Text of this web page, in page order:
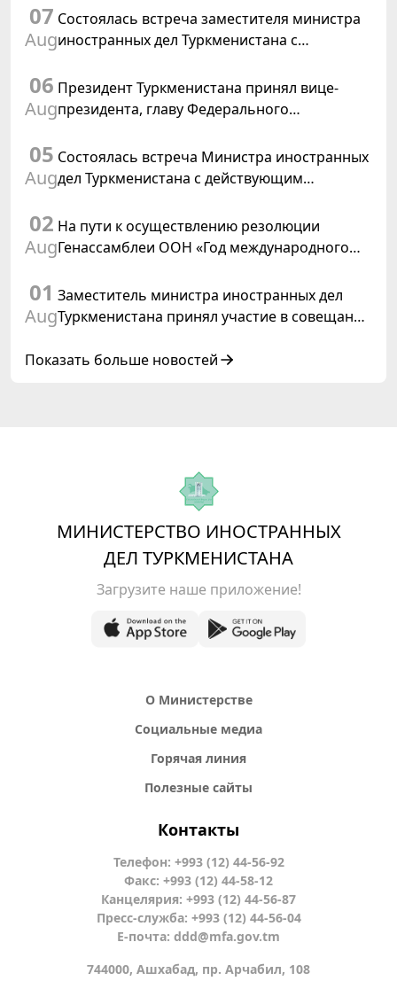
07
Aug
Состоялась встреча заместителя министра
иностранных дел Туркменистана с
Туркменистане
06
Aug
Президент Туркменистана принял вице-
президента, главу Федерального
Швейцарской Конфедерации
05
Aug
Состоялась встреча Министра иностранных
дел Туркменистана с действующим
02
Aug
На пути к осуществлению резолюции
Генассамблеи ООН «Год международного
Туркменистаном
01
Aug
Заместитель министра иностранных дел
Туркменистана принял участие в совещании
сотрудничества «Центральная Азия –
Показать больше новостей
МИНИСТЕРСТВО ИНОСТРАННЫХ
ДЕЛ ТУРКМЕНИСТАНА
Загрузите наше приложение!
О Министерстве
Социальные медиа
Горячая линия
Полезные сайты
Контакты
Телефон: +993 (12) 44-56-92
Факс: +993 (12) 44-58-12
Канцелярия: +993 (12) 44-56-87
Пресс-служба: +993 (12) 44-56-04
Е-почта: ddd@mfa.gov.tm
744000, Ашхабад, пр. Арчабил, 108